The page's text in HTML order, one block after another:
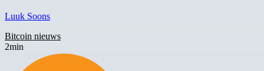
Luuk Soons
Bitcoin nieuws
2min